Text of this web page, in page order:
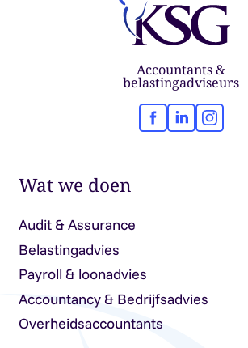
Accountants &
belastingadviseurs
Facebook
LinkedIn
Wat we doen
Audit & Assurance
Belastingadvies
Payroll & loonadvies
Accountancy & Bedrijfsadvies
Overheidsaccountants